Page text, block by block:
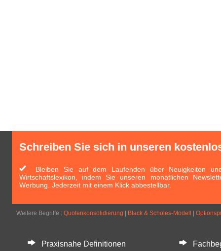
Schreiben Sie sich in unseren
Bleiben Sie auf dem Laufenden über Neuigkeiten
Wirtschaftslexikon, indem Sie unseren monatlichen
Werbung. Jederzeit mit einem Klick abbestellbar.
Weitere Begriffe : Quotenkonsolidierung Black & Scholes-Modell
Praxisnahe Definitionen